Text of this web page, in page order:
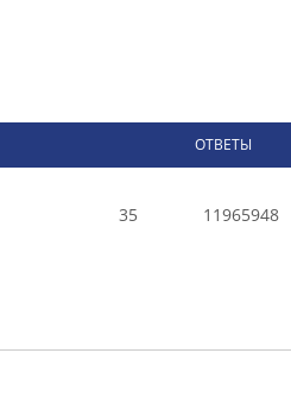
ОТВЕТЫ
35 11965948